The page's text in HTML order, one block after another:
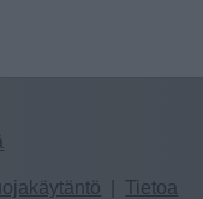
Tietoa